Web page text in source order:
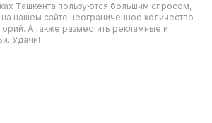
Ташкента пользуются большим спросом,
нашем сайте неограниченное количество
А также разместить рекламные и
Удачи!